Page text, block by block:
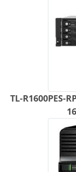
TL-R1600PES-